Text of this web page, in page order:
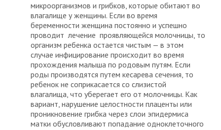
микроорганизмов и грибков, которые обитают во
влагалище у женщины. Если во время
беременности женщина постоянно и успешно
проводит лечение проявляющейся молочницы, то
организм ребенка остается чистым — в этом
случае инфицирование происходит во время
прохождения малыша по родовым путям. Если
роды производятся путем кесарева сечения, то
ребенок не соприкасается со слизистой
влагалища, что уберегает его от молочницы. Как
вариант, нарушение целостности плаценты или
проникновение грибка через слои эпидермиса
матки обусловливают попадание одноклеточного